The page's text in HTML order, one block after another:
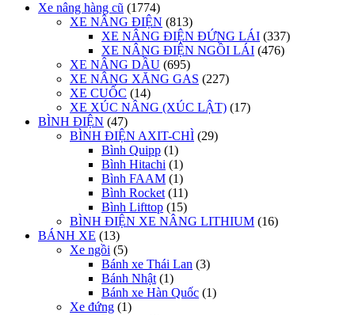
Xe nâng hàng cũ (1774)
XE NÂNG ĐIỆN (813)
XE NÂNG ĐIỆN ĐỨNG LÁI (337)
XE NÂNG ĐIỆN NGỒI LÁI (476)
XE NÂNG DẦU (695)
XE NÂNG XĂNG GAS (227)
XE CUỐC (14)
XE XÚC NÂNG (XÚC LẬT) (17)
BÌNH ĐIỆN (47)
BÌNH ĐIỆN AXIT-CHÌ (29)
Bình Quipp (1)
Bình Hitachi (1)
Bình FAAM (1)
Bình Rocket (11)
Bình Lifttop (15)
BÌNH ĐIỆN XE NÂNG LITHIUM (16)
BÁNH XE (13)
Xe ngồi (5)
Bánh xe Thái Lan (3)
Bánh Nhật (1)
Bánh xe Hàn Quốc (1)
Xe đứng (1)